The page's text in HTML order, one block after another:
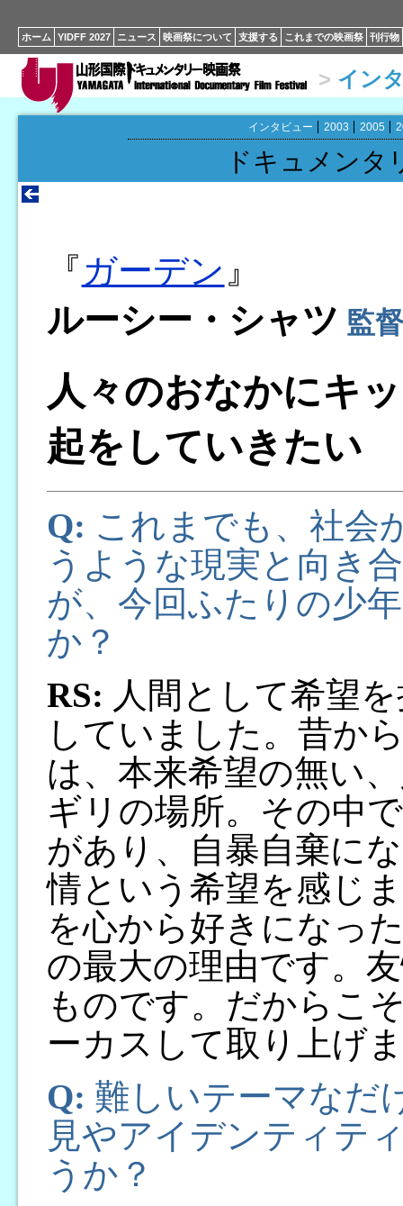
ホーム YIDFF 2027 ニュース 映画祭について 支援する これまでの映画祭 刊行物
> イン
インタビュー 2003 2005
ドキュメン
『 ガーデン 』
ルーシー・シャツ 監
人々のおなかにキ
起をしていきたい
Q: これまでも、社会
うような現実と向き
が、今回ふたりの少
か？
RS: 人間として希望
していました。昔か
は、本来希望の無い
ギリの場所。その中
があり、自暴自棄に
情という希望を感じ
を心から好きになっ
の最大の理由です。
ものです。だからこ
ーカスして取り上げ
Q: 難しいテーマなだ
見やアイデンティテ
うか？